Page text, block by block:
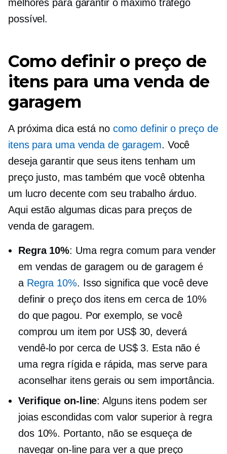
melhores para garantir o máximo tráfego
possível.
Como definir o preço de
itens para uma venda de
garagem
A próxima dica está no como definir o preço de
itens para uma venda de garagem. Você
deseja garantir que seus itens tenham um
preço justo, mas também que você obtenha
um lucro decente com seu trabalho árduo.
Aqui estão algumas dicas para preços de
venda de garagem.
Regra 10%: Uma regra comum para vender
em vendas de garagem ou de garagem é
a Regra 10%. Isso significa que você deve
definir o preço dos itens em cerca de 10%
do que pagou. Por exemplo, se você
comprou um item por US$ 30, deverá
vendê-lo por cerca de US$ 3. Esta não é
uma regra rígida e rápida, mas serve para
aconselhar itens gerais ou sem importância.
Verifique on-line: Alguns itens podem ser
joias escondidas com valor superior à regra
dos 10%. Portanto, não se esqueça de
navegar on-line para ver a que preço